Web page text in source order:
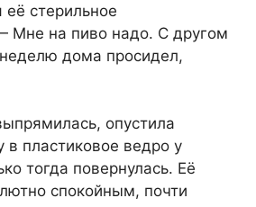
стерильное
Мне на пиво надо. С другом
дома просидел,
опустила
в пластиковое ведро у
тогда повернулась. Её
спокойным, почти